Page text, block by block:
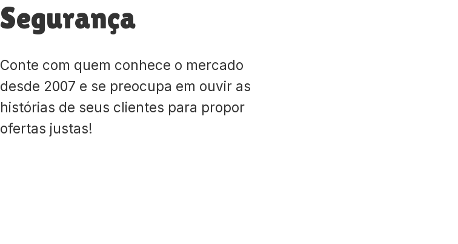
Segurança
Conte com quem conhece o mercado
desde 2007 e se preocupa em ouvir as
histórias de seus clientes para propor
ofertas justas!